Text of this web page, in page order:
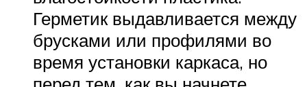
Герметик выдавливается между
брусками или профилями во
время установки каркаса, но